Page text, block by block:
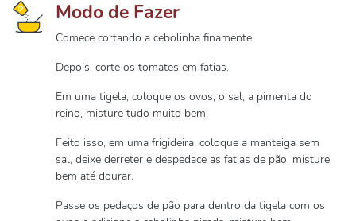
Modo de Fazer
Comece cortando a cebolinha finamente.
Depois, corte os tomates em fatias.
Em uma tigela, coloque os ovos, o sal, a pimenta do
reino, misture tudo muito bem.
Feito isso, em uma frigideira, coloque a manteiga sem
sal, deixe derreter e despedace as fatias de pão, misture
bem até dourar.
Passe os pedaços de pão para dentro da tigela com os